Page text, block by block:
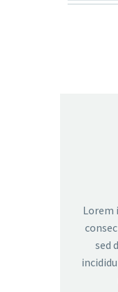
Lorem
sed